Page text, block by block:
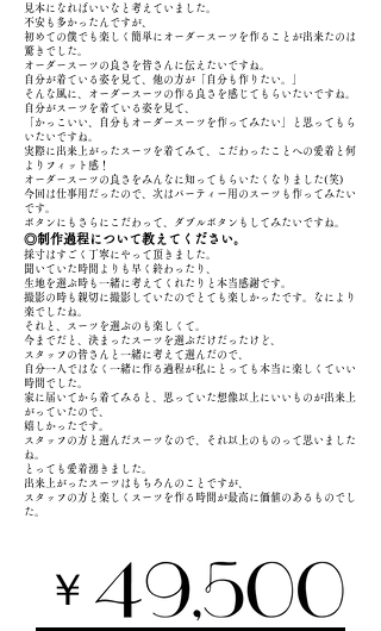
見本になればいいなと考えていました。
不安も多かったんですが、
初めての僕でも楽しく簡単にオーダースーツを作ることが出来たのは
驚きでした。
オーダースーツの良さを皆さんに伝えたいですね。
自分が着ている姿を見て、他の方が「自分も作りたい。」
そんな風に、オーダースーツの作る良さを感じてもらいたいですね。
自分がスーツを着ている姿を見て、
「かっこいい、自分もオーダースーツを作ってみたい」と思ってもら
いたいですね。
実際に出来上がったスーツを着てみて、こだわったことへの愛着と何
よりフィット感！
オーダースーツの良さをみんなに知ってもらいたくなりました(笑)
今回は仕事用だったので、次はパーティー用のスーツも作ってみたい
です。
ボタンにもさらにこだわって、ダブルボタンもしてみたいですね。
◎制作過程について教えてください。
採寸はすごく丁寧にやって頂きました。
聞いていた時間よりも早く終わったり、
生地を選ぶ時も一緒に考えてくれたりと本当感謝です。
撮影の時も親切に撮影していたのでとても楽しかったです。なにより
楽でしたね。
それと、スーツを選ぶのも楽しくて。
今までだと、決まったスーツを選ぶだけだったけど、
スタッフの皆さんと一緒に考えて選んだので、
自分一人ではなく一緒に作る過程が私にとっても本当に楽しくていい
時間でした。
家に届いてから着てみると、思っていた想像以上にいいものが出来上
がっていたので、
嬉しかったです。
スタッフの方と選んだスーツなので、それ以上のものって思いました
ね。
とっても愛着湧きました。
出来上がったスーツはもちろんのことですが、
スタッフの方と楽しくスーツを作る時間が最高に価値のあるものでし
た。
￥